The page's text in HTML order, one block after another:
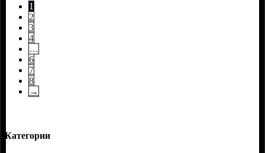
1
2
3
4
…
6
7
8
→
Категории